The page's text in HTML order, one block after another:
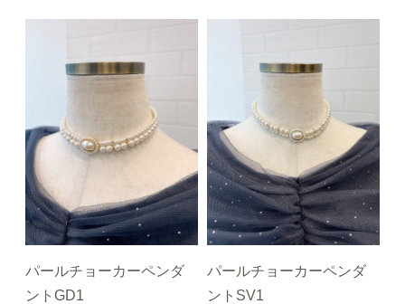
パールチョーカーペンダ
ントGD1
パールチョーカーペンダ
ントSV1